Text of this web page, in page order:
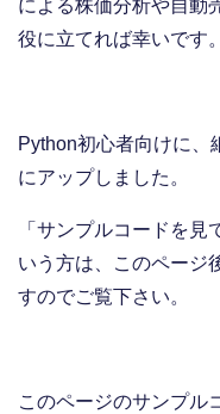
による株価分析や自動
役に立てれば幸いです。
Python初心者向けに、
にアップしました。
「サンプルコードを
いう方は、このページ
すのでご覧下さい。
このページのサンプル